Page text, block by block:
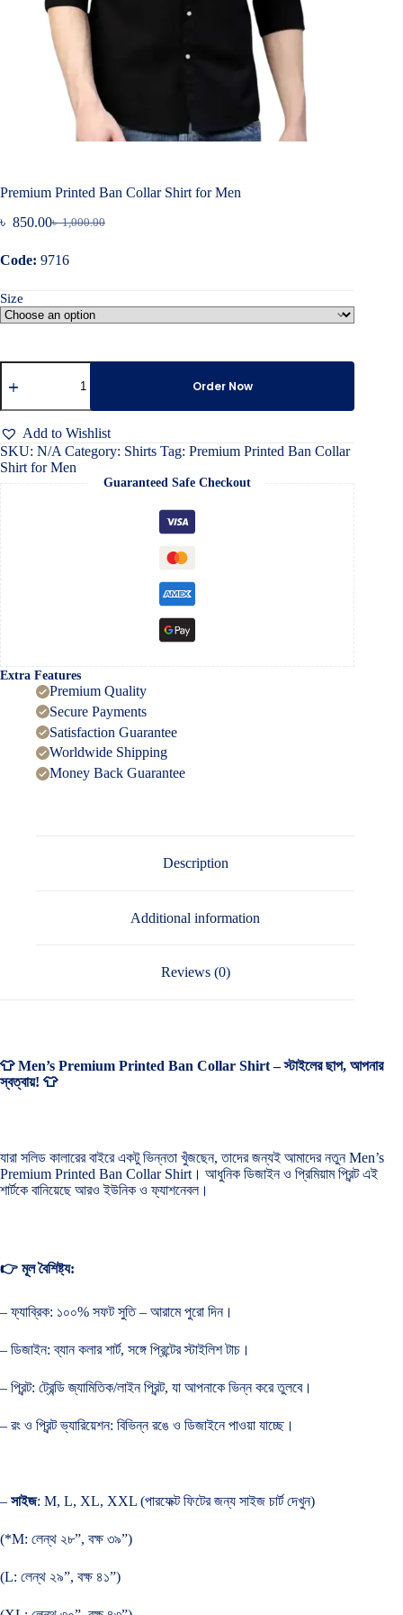
Premium Printed Ban Collar Shirt for Men
৳1,000.00
Original
was:
৳ 850.00Current
is:
Code: 9716
Size
Premium
Printed
Collar
Shirt
for
Men
quantity
Order Now
Add to Wishlist
SKU: N/A Category: Shirts Tag: Premium Printed Ban Collar
Shirt for Men
Guaranteed Safe Checkout
Extra Features
Premium Quality
Secure Payments
Satisfaction Guarantee
Worldwide Shipping
Money Back Guarantee
Description
Additional information
Reviews (0)
👕 Men’s Premium Printed Ban Collar Shirt – স্টাইলের ছাপ, আপনার
স্বত্বায়! 👕
যারা সলিড কালারের বাইরে একটু ভিন্নতা খুঁজছেন, তাদের জন্যই আমাদের নতুন Men’s
Premium Printed Ban Collar Shirt। আধুনিক ডিজাইন ও প্রিমিয়াম প্রিন্ট এই
শার্টকে বানিয়েছে আরও ইউনিক ও ফ্যাশনেবল।
👉 মূল বৈশিষ্ট্য:
– ফ্যাব্রিক: ১০০% সফট সুতি – আরামে পুরো দিন।
– ডিজাইন: ব্যান কলার শার্ট, সঙ্গে প্রিন্টের স্টাইলিশ টাচ।
– প্রিন্ট: ট্রেন্ডি জ্যামিতিক/লাইন প্রিন্ট, যা আপনাকে ভিন্ন করে তুলবে।
– রং ও প্রিন্ট ভ্যারিয়েশন: বিভিন্ন রঙে ও ডিজাইনে পাওয়া যাচ্ছে।
– সাইজ: M, L, XL, XXL (পারফেক্ট ফিটের জন্য সাইজ চার্ট দেখুন)
(*M: লেন্থ ২৮”, বক্ষ ৩৯”)
(L: লেন্থ ২৯”, বক্ষ ৪১”)